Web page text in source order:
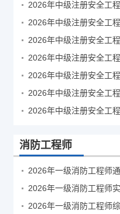
2026年中级注册安全工
2026年中级注册安全工
2026年中级注册安全工
消防工程师
2026年一级消防工程师
2026年一级消防工程师
2026年一级消防工程师